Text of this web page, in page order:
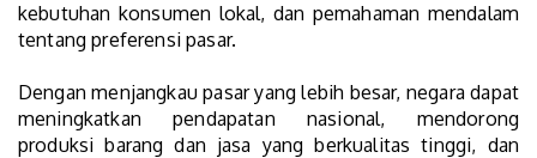
kebutuhan konsumen lokal, dan pemahaman mendalam
tentang preferensi pasar.
Dengan menjangkau pasar yang lebih besar, negara dapat
meningkatkan pendapatan nasional, mendorong
produksi barang dan jasa yang berkualitas tinggi, dan